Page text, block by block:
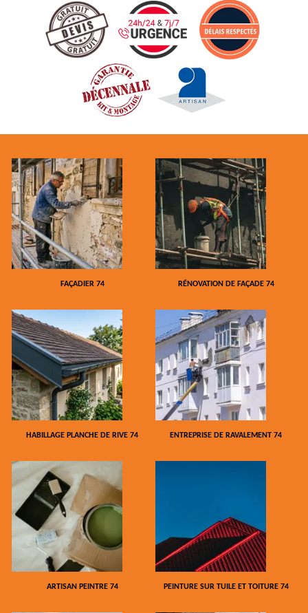
FAÇADIER 74 RÉNOVATION DE FAÇADE 74
HABILLAGE PLANCHE DE RIVE 74 ENTREPRISE DE RAVALEMENT 74
ARTISAN PEINTRE 74 PEINTURE SUR TUILE ET TOITURE 74